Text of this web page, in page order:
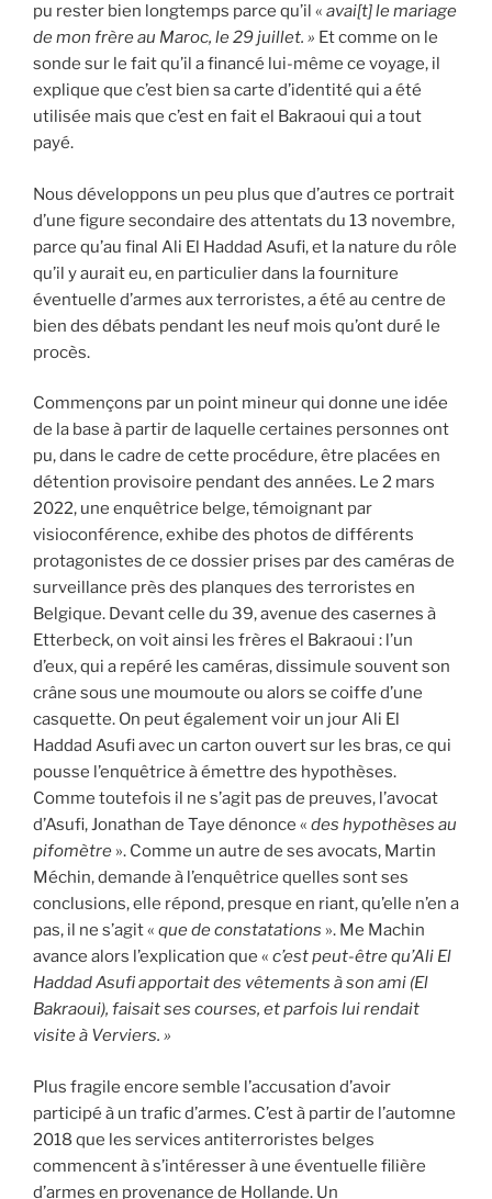
pu rester bien longtemps parce qu’il « avai[t] le mariage
de mon frère au Maroc, le 29 juillet. » Et comme on le
sonde sur le fait qu’il a financé lui-même ce voyage, il
explique que c’est bien sa carte d’identité qui a été
utilisée mais que c’est en fait el Bakraoui qui a tout
payé.
Nous développons un peu plus que d’autres ce portrait
d’une figure secondaire des attentats du 13 novembre,
parce qu’au final Ali El Haddad Asufi, et la nature du rôle
qu’il y aurait eu, en particulier dans la fourniture
éventuelle d’armes aux terroristes, a été au centre de
bien des débats pendant les neuf mois qu’ont duré le
procès.
Commençons par un point mineur qui donne une idée
de la base à partir de laquelle certaines personnes ont
pu, dans le cadre de cette procédure, être placées en
détention provisoire pendant des années. Le 2 mars
2022, une enquêtrice belge, témoignant par
visioconférence, exhibe des photos de différents
protagonistes de ce dossier prises par des caméras de
surveillance près des planques des terroristes en
Belgique. Devant celle du 39, avenue des casernes à
Etterbeck, on voit ainsi les frères el Bakraoui : l’un
d’eux, qui a repéré les caméras, dissimule souvent son
crâne sous une moumoute ou alors se coiffe d’une
casquette. On peut également voir un jour Ali El
Haddad Asufi avec un carton ouvert sur les bras, ce qui
pousse l’enquêtrice à émettre des hypothèses.
Comme toutefois il ne s’agit pas de preuves, l’avocat
d’Asufi, Jonathan de Taye dénonce « des hypothèses au
pifomètre ». Comme un autre de ses avocats, Martin
Méchin, demande à l’enquêtrice quelles sont ses
conclusions, elle répond, presque en riant, qu’elle n’en a
pas, il ne s’agit « que de constatations ». Me Machin
avance alors l’explication que « c’est peut-être qu’Ali El
Haddad Asufi apportait des vêtements à son ami (El
Bakraoui), faisait ses courses, et parfois lui rendait
visite à Verviers. »
Plus fragile encore semble l’accusation d’avoir
participé à un trafic d’armes. C’est à partir de l’automne
2018 que les services antiterroristes belges
commencent à s’intéresser à une éventuelle filière
d’armes en provenance de Hollande. Un